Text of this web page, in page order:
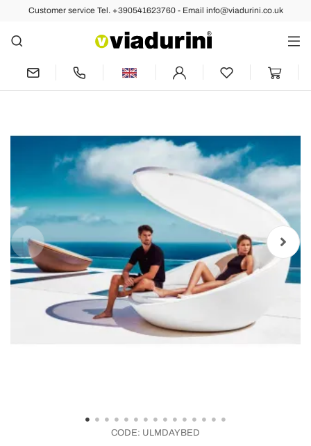
Customer service Tel. +390541623760 - Email info@viadurini.co.uk
Back Previous Next
Daybed made with polyethylene resin,
modern design Ulm by Vondom
CODE: ULMDAYBED